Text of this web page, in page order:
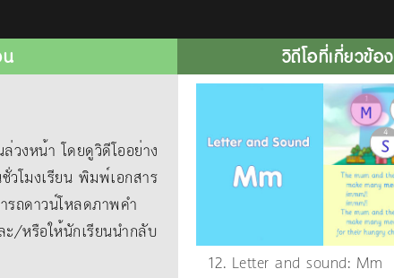
หน้า โดยดูวิดีโออย่าง
วโมงเรียน พิมพ์เอกสาร
ถดาวน์โหลดภาพคํา
/หรือให้นักเรียนนํากลับ
วิดีโอที่เกี่ยวข้อง
12. Letter and sound: Mm